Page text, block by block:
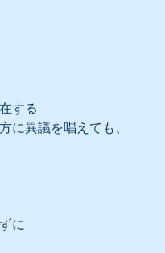
する
に異議を唱えても、
に